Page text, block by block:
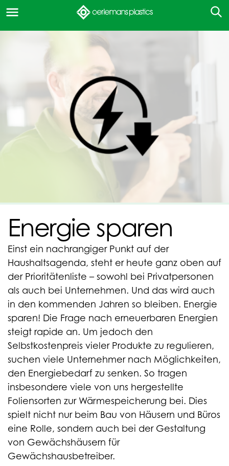
Energie sparen
Einst ein nachrangiger Punkt auf der
Haushaltsagenda, steht er heute ganz oben auf
der Prioritätenliste – sowohl bei Privatpersonen
als auch bei Unternehmen. Und das wird auch
in den kommenden Jahren so bleiben. Energie
sparen! Die Frage nach erneuerbaren Energien
steigt rapide an. Um jedoch den
Selbstkostenpreis vieler Produkte zu regulieren,
suchen viele Unternehmer nach Möglichkeiten,
den Energiebedarf zu senken. So tragen
insbesondere viele von uns hergestellte
Foliensorten zur Wärmespeicherung bei. Dies
spielt nicht nur beim Bau von Häusern und Büros
eine Rolle, sondern auch bei der Gestaltung
von Gewächshäusern für
Gewächshausbetreiber.